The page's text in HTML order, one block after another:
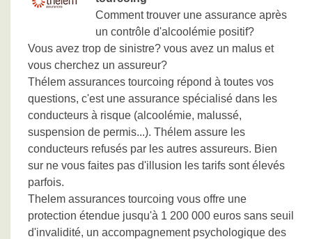
Comment trouver une assurance après
un contrôle d'alcoolémie positif?
Vous avez trop de sinistre? vous avez un malus et
vous cherchez un assureur?
Thélem assurances tourcoing répond à toutes vos
questions, c'est une assurance spécialisé dans les
conducteurs à risque (alcoolémie, malussé,
suspension de permis...). Thélem assure les
conducteurs refusés par les autres assureurs. Bien
sur ne vous faites pas d'illusion les tarifs sont élevés
parfois.
Thelem assurances tourcoing vous offre une
protection étendue jusqu'à 1 200 000 euros sans seuil
d'invalidité, un accompagnement psychologique des